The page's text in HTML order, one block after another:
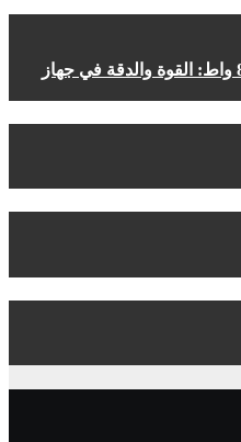
احترافية الخبز مع عجانة سميج 800 واط: القوة والدقة في جهاز